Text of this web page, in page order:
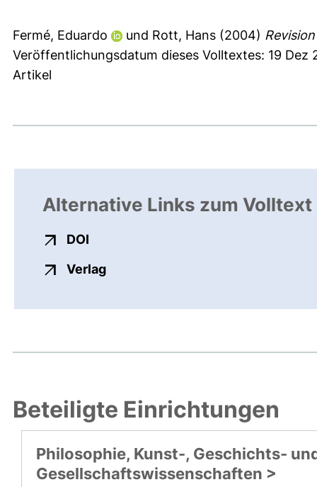
Fermé, Eduardo und Rott, Hans (2004)
Veröffentlichungsdatum dieses Volltextes: 19 Dez
Artikel
Alternative Links zum Volltext
DOI
Verlagexterner Link, öffnet neues
Beteiligte Einrichtungen
Philosophie, Kunst-, Geschichts-
Gesellschaftswissenschaften >